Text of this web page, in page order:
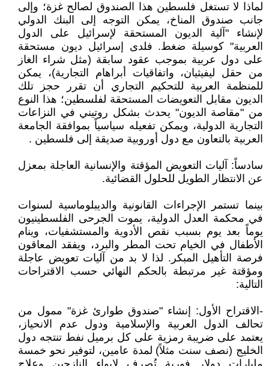
لماذا لا تستغل فلسطين هذا الصندوق لصالح غزة؛ وإلى
جانب صندوق المناخ، يمكن التوجه إلى البنك الدولي
لإنشاء "آلية الديون المستحقة لإسرائيل على الدول
العربية" كوسيلة ضغط. فلدى إسرائيل ديون مستحقة
على دول عربية بموجب عقود سابقة (مثل شراء الغاز
من حقل ليفيثيان، واتفاقيات أبراهام التجارية)، يمكن
للمنظمة العربية للتحكيم التجاري أن تقرر حجز تلك
الديون مقابل التعويضات المستحقة لفلسطين؛ هذا النوع
من "مقاصة الديون" يحدث بشكل روتيني في النزاعات
التجارية الدولية، ويمكن تفعيله سياسياً بموافقة الجامعة
العربية بالتعاون مع دول أوروبية صديقة إلى فلسطين .
سادساً: آليات التعويض المؤقتة والإنسانية العاجلة بمعزل
عن الانتظار الطويل للحلول القضائية.
بينما تستمر الإجراءات القانونية والديبلوماسية لسنوات
في محكمة العدل الدولية، يموت الجرحى الفلسطينيون
يوماً بعد يوم بسبب نقص الأدوية والمستشفيات، وينام
الأطفال في الخيام تحت المطر والبرد، ويفقد المعاقون
فرصة التأهيل المبكر. لذا لا بد من آليات تعويض عاجلة
ومؤقتة غير مرتبطة بالحكم النهائي حسب الاقتراحات
التالية:
-الاقتراح الأول: إنشاء "صندوق طوارئ غزة" ممول من
تحالف الدول العربية والإسلامية ودول عدم الانحياز،
يعتمد على ضريبة رمزية على كل برميل نفط تنتجه دول
الخليج (نصف سنت مثلاً) لمدة عامين، لتوفير نحو خمسة